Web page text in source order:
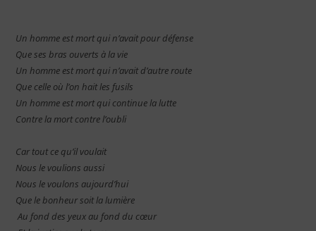
Un homme est mort qui n’avait pour défense
Que ses bras ouverts à la vie
Un homme est mort qui n’avait d’autre route
Que celle où l’on hait les fusils
Un homme est mort qui continue la lutte
Contre la mort contre l’oubli
Car tout ce qu’il voulait
Nous le voulions aussi
Nous le voulons aujourd’hui
Que le bonheur soit la lumière
Au fond des yeux au fond du cœur